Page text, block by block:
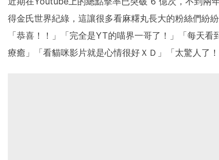
得金氏世界紀綠，這讓很多看麻糬丸長大的粉絲們紛
「恭喜！！」「完全是YT的喵界一哥了！」「每天看
療癒」「看貓咪影片就是心情很好ＸＤ」「太驚人了